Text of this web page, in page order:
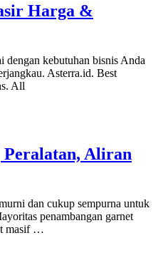
Harga &
dengan kebutuhan bisnis Anda
Asterra.id. Best
All
Peralatan, Aliran
dan cukup sempurna untuk
penambangan garnet
masif …